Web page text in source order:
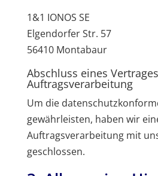
1&1 IONOS SE
Elgendorfer Str. 57
56410 Montabaur
Abschluss eines
Auftragsverarbeitung
Um die
gewährleisten, haben wir
Auftragsverarbeitung mit
geschlossen.